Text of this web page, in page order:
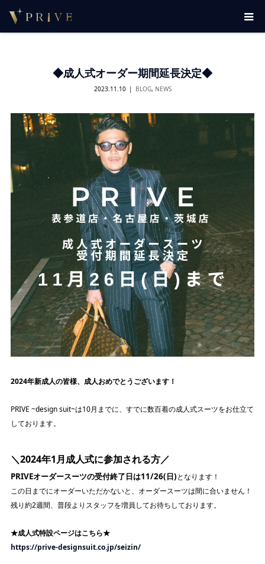
◆成人式オーダー期間延長決定◆
2023.11.10 BLOG, NEWS
2024年新成人の皆様、成人おめでとうございます！
PRIVE ~design suit~は10月までに、すでに数百着の成人式スーツをお仕立て
しております。
＼2024年1月成人式に参加される方／
PRIVEオーダースーツの受付終了日は11/26(日)となります！
この日までにオーダーいただかないと、オーダースーツは間に合いません！
残り約2週間、普段よりスタッフを増員してお待ちしております。
★成人式特設ページはこちら★
https://prive-designsuit.co.jp/seizin/